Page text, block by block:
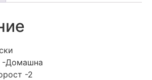
-Домашна
-2